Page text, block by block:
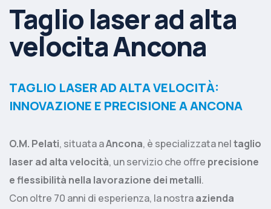
Taglio laser ad alta
velocita Ancona
TAGLIO LASER AD ALTA VELOCITÀ:
INNOVAZIONE E PRECISIONE A ANCONA
O.M. Pelati, situata aAncona, è specializzata neltaglio
laser ad alta velocità, un servizio che offre precisione
e flessibilità nella lavorazione dei metalli.
Con oltre 70 anni di esperienza, la nostraazienda